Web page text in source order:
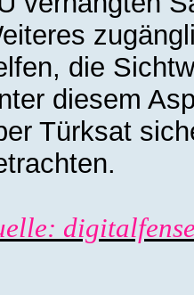
die
diesem
Türksat